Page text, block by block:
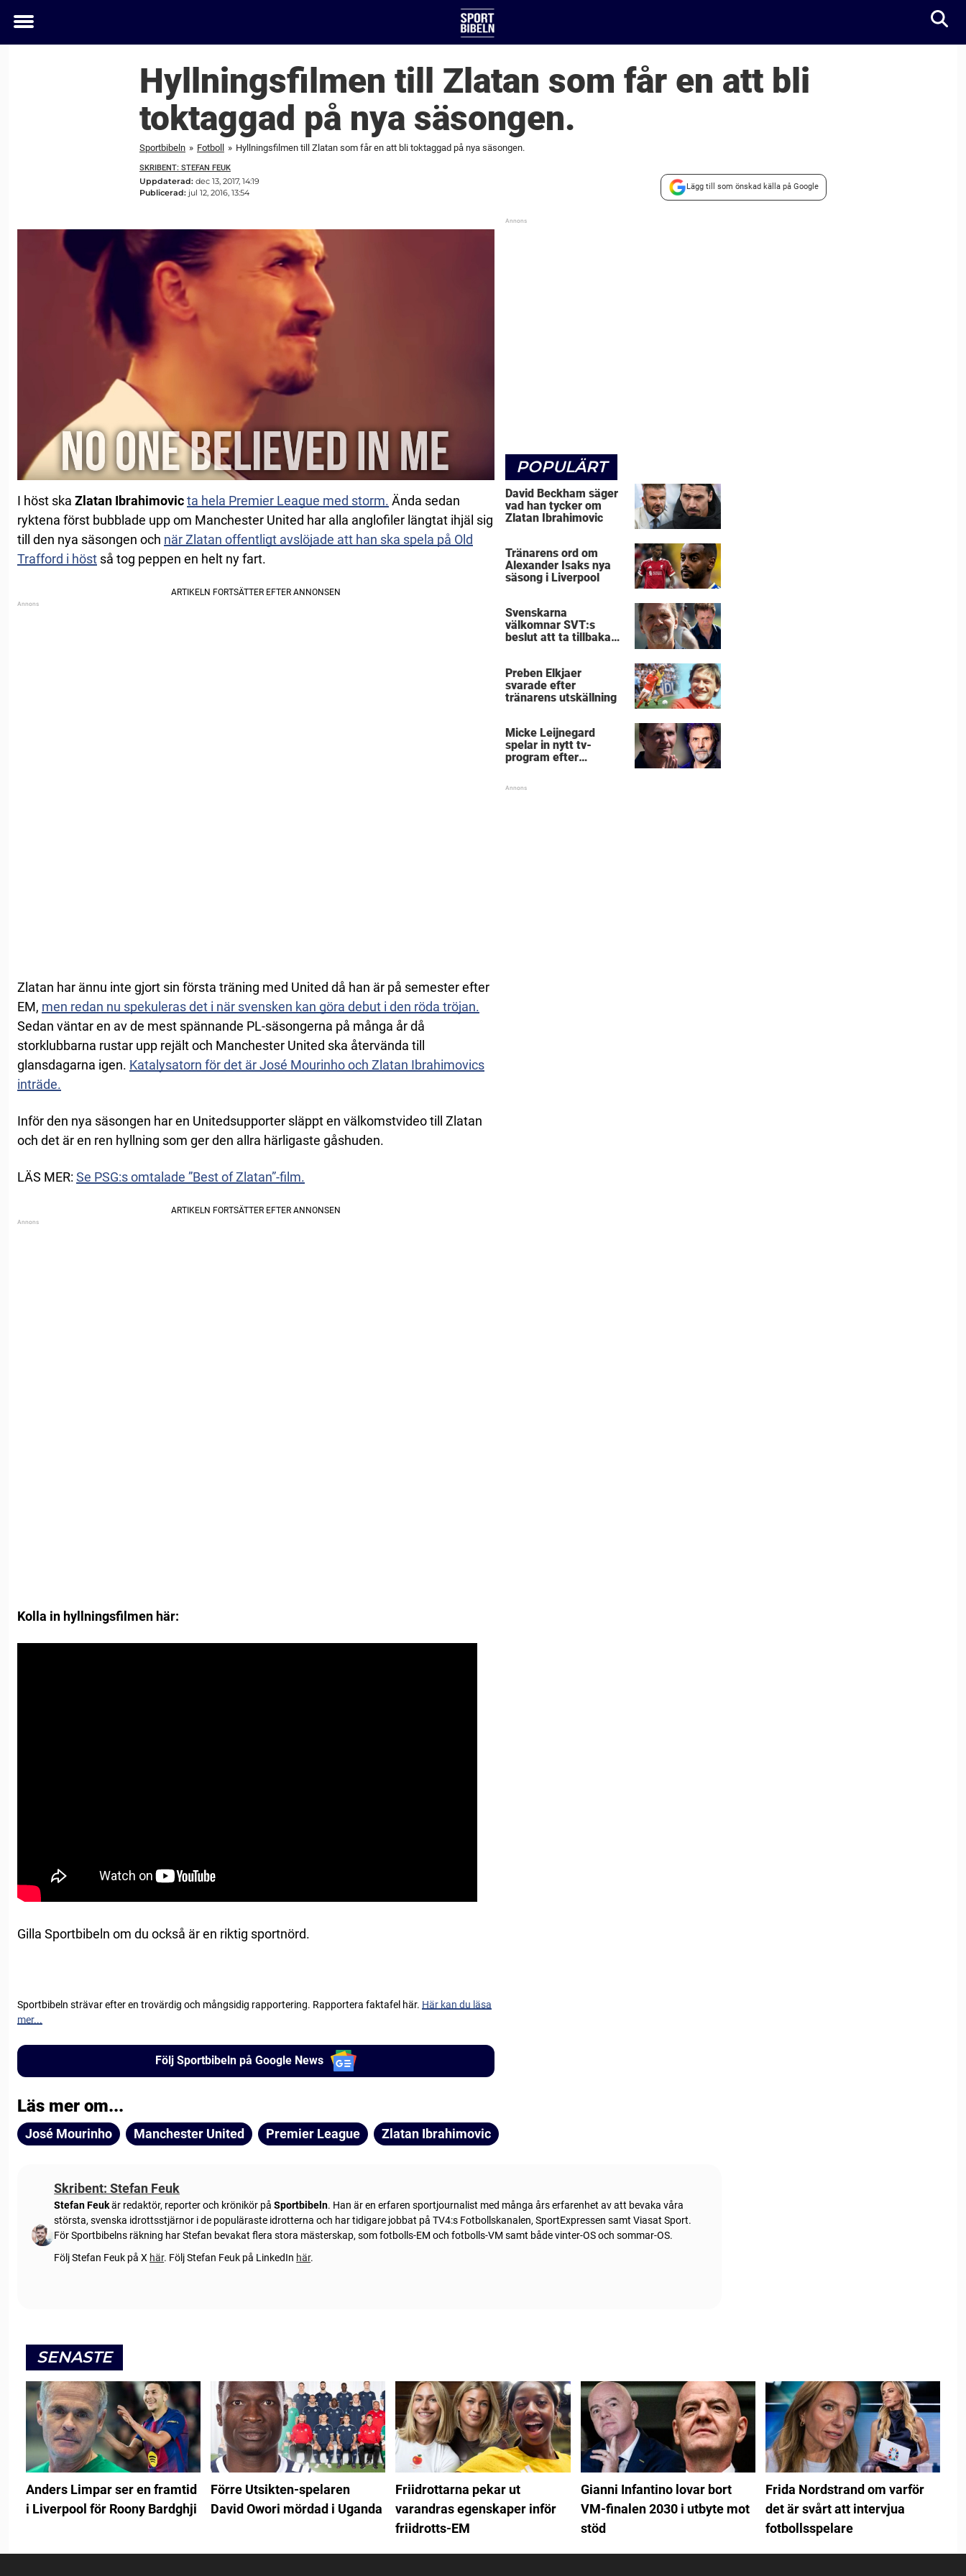
Toggle
Hyllningsfilmen till Zlatan som får en att bli
toktaggad på nya säsongen.
Sportbibeln » Fotboll » Hyllningsfilmen till Zlatan som får en att bli toktaggad på nya säsongen.
SKRIBENT: STEFAN FEUK
Uppdaterad: dec 13, 2017, 14:19
Publicerad: jul 12, 2016, 13:54
Lägg till som önskad källa på Google
I höst ska Zlatan Ibrahimovicta hela Premier League med storm. Ända sedan
ryktena först bubblade upp om Manchester United har alla anglofiler längtat ihjäl sig
till den nya säsongen och när Zlatan offentligt avslöjade att han ska spela på Old
Trafford i höst så tog peppen en helt ny fart.
Zlatan har ännu inte gjort sin första träning med United då han är på semester efter
EM, men redan nu spekuleras det i när svensken kan göra debut i den röda tröjan.
Sedan väntar en av de mest spännande PL-säsongerna på många år då
storklubbarna rustar upp rejält och Manchester United ska återvända till
glansdagarna igen. Katalysatorn för det är José Mourinho och Zlatan Ibrahimovics
inträde.
Inför den nya säsongen har en Unitedsupporter släppt en välkomstvideo till Zlatan
och det är en ren hyllning som ger den allra härligaste gåshuden.
LÄS MER: Se PSG:s omtalade ”Best of Zlatan”-film.
Kolla in hyllningsfilmen här:
Gilla Sportbibeln om du också är en riktig sportnörd.
Sportbibeln strävar efter en trovärdig och mångsidig rapportering. Rapportera faktafel här. Här kan du läsa
mer...
Följ Sportbibeln på Google News
POPULÄRT
David Beckham säger
vad han tycker om
Zlatan Ibrahimovic
Tränarens ord om
Alexander Isaks nya
säsong i Liverpool
Svenskarna
välkomnar SVT:s
beslut att ta tillbaka
Preben Elkjaer
svarade efter
tränarens utskällning
Micke Leijnegard
spelar in nytt tv-
program efter
Läs mer om...
José Mourinho Manchester United Premier League Zlatan Ibrahimovic
Skribent: Stefan Feuk
Stefan Feukär redaktör, reporter och krönikör påSportbibeln. Han är en erfaren sportjournalist med många års erfarenhet av att bevaka våra
största, svenska idrottsstjärnor i de populäraste idrotterna och har tidigare jobbat på TV4:s Fotbollskanalen, SportExpressen samt Viasat Sport.
För Sportbibelns räkning har Stefan bevakat flera stora mästerskap, som fotbolls-EM och fotbolls-VM samt både vinter-OS och sommar-OS.
Följ Stefan Feuk på X här. Följ Stefan Feuk på LinkedIn här.
SENASTE
Anders Limpar ser en framtid
i Liverpool för Roony Bardghji
Förre Utsikten-spelaren
David Owori mördad i Uganda
Friidrottarna pekar ut
varandras egenskaper inför
friidrotts-EM
Gianni Infantino lovar bort
VM-finalen 2030 i utbyte mot
stöd
Frida Nordstrand om varför
det är svårt att intervjua
fotbollsspelare